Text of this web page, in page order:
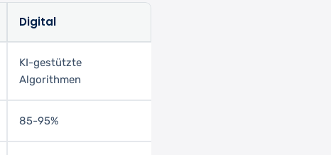
Digital
KI-gestützte
Algorithmen
85-95%